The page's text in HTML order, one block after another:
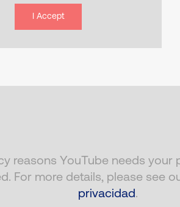
I Accept
reasons YouTube needs your
For more details, please see
privacidad.